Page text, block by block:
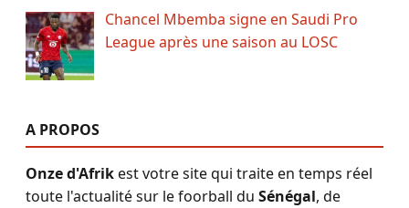
Chancel Mbemba signe en Saudi Pro
League après une saison au LOSC
A PROPOS
Onze d'Afrikest votre site qui traite en temps réel
toute l'actualité sur le foorball du Sénégal, de